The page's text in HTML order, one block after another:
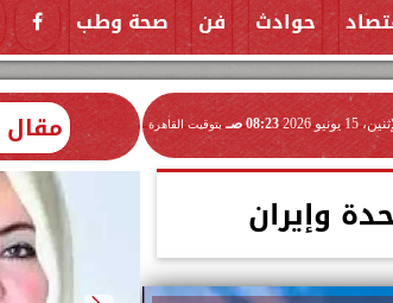
حوادث فن صحة وطب
15 يونيو 2026 08:23 صـ بتوقيت القاهرة
وإيران
مقال